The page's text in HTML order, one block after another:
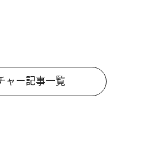
ャー記事一覧